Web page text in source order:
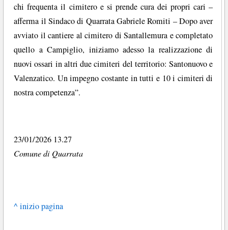
chi frequenta il cimitero e si prende cura dei propri cari –
afferma il Sindaco di Quarrata Gabriele Romiti – Dopo aver
avviato il cantiere al cimitero di Santallemura e completato
quello a Campiglio, iniziamo adesso la realizzazione di
nuovi ossari in altri due cimiteri del territorio: Santonuovo e
Valenzatico. Un impegno costante in tutti e 10 i cimiteri di
nostra competenza”.
23/01/2026 13.27
Comune di Quarrata
^ inizio pagina